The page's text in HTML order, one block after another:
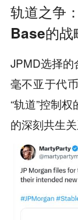
轨道之争
Base的战
JPMD选择的
毫不亚于代
“轨道”控制
的深刻共生关